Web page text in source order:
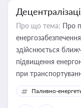
Про що тема: Про
здійснюється
підвищення
при
відновлюваних
Паливно-